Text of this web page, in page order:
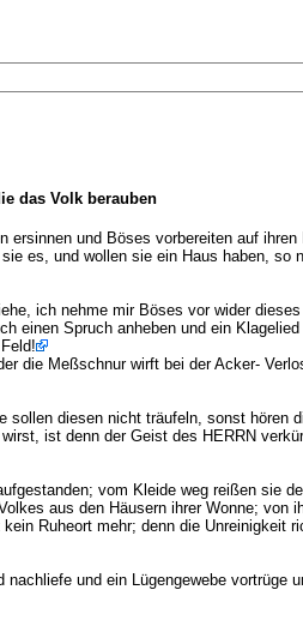
das Volk berauben
ersinnen und Böses vorbereiten auf
es, und wollen sie ein Haus haben,
ich nehme mir Böses vor wider
einen Spruch anheben und ein
die Meßschnur wirft bei der Acker-
sollen diesen nicht träufeln, sonst hören
ist denn der Geist des HERRN
vom Kleide weg reißen sie
aus den Häusern ihrer Wonne;
Ruheort mehr; denn die Unreinigkeit
nachliefe und ein Lügengewebe